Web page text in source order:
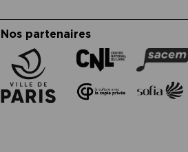
Nos partenaires